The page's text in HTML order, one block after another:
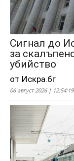
Сигнал до
за
убийство
от Искра.бг
06 август 2026 | 12:54:19